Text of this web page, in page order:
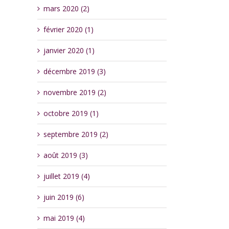
mars 2020 (2)
février 2020 (1)
janvier 2020 (1)
décembre 2019 (3)
novembre 2019 (2)
octobre 2019 (1)
septembre 2019 (2)
août 2019 (3)
juillet 2019 (4)
juin 2019 (6)
mai 2019 (4)